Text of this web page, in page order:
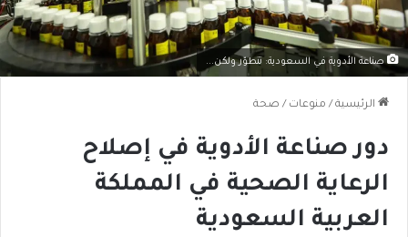
صناعة الأدوية في السعودية: تتطوّر ولكن...
الرئيسية / منوعات / صحة
دور صناعة الأدوية في إصلاح
الرعاية الصحية في المملكة
العربية السعودية